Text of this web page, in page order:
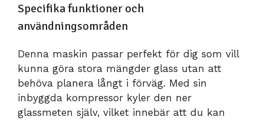
Specifika funktioner och
användningsområden
Denna maskin passar perfekt för dig som vill
kunna göra stora mängder glass utan att
behöva planera långt i förväg. Med sin
inbyggda kompressor kyler den ner
glassmeten själv, vilket innebär att du kan